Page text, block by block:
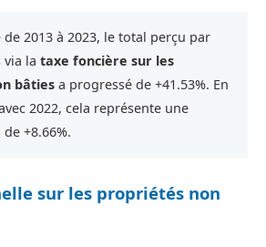
2013 à 2023, le total perçu par
via la taxe foncière sur les
bâties a progressé de +41.53%. En
2022, cela représente une
+8.66%.
sur les propriétés non